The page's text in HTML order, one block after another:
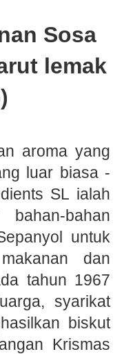
Sosa
lemak
aroma yang
luar biasa -
SL ialah
bahan
untuk
dan
tahun 1967
syarikat
biskut
Krismas